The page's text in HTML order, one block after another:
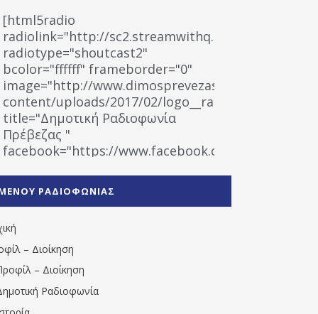
[html5radio
radiolink="http://sc2.streamwithq.com:8028/
radiotype="shoutcast2"
bcolor="ffffff" frameborder="0"
image="http://www.dimosprevezas.gr/wp-
content/uploads/2017/02/logo__radiofonias.jpg"
title="Δημοτική Ραδιοφωνία
Πρέβεζας "
facebook="https://www.facebook.com/
1531194763766854/" artist="" ]
ΡΑΔΙΟΦΩΝΙΑΣ
– Διοίκηση
– Διοίκηση
Ραδιοφωνία